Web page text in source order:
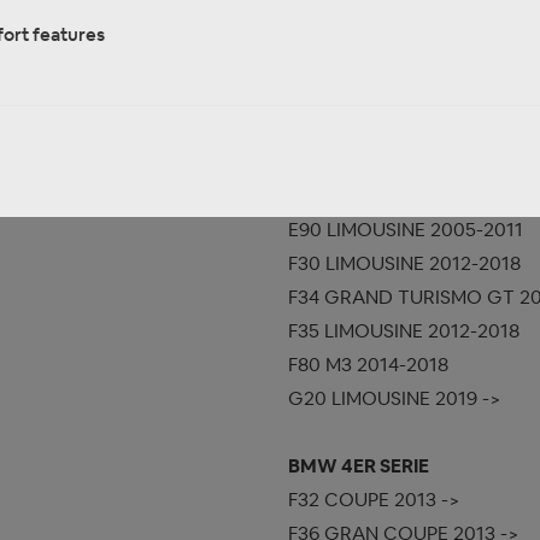
E90 LIMOUSINE 2005-2011
F30 LIMOUSINE 2012-2018
F34 GRAND TURISMO GT
F35 LIMOUSINE 2012-2018
F80 M3 2014-2018
G20 LIMOUSINE 2019 ->
BMW 4ER SERIE
F32 COUPE 2013 ->
F36 GRAN COUPE 2013 ->
features